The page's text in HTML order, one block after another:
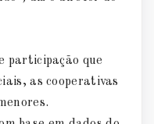
participação que
as cooperativas